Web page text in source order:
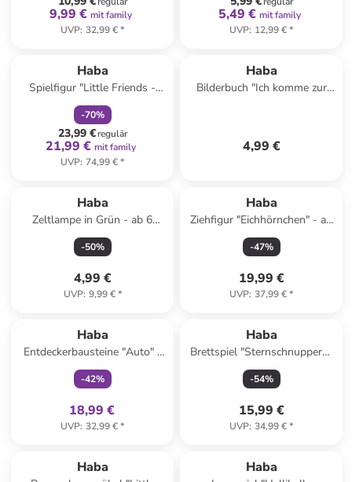
9,99 € mit family
UVP: 32,99 €*
5,49 € mit family
UVP: 12,99 €*
Haba
Spielfigur "Little Friends -
Garten & Wald" - ab 3 Jahren
-70%
23,99 €regulär
21,99 € mit family
UVP: 74,99 €*
Haba
Bilderbuch "Ich komme zur
4,99 €
Haba
Zeltlampe in Grün - ab 6
Jahren
-50%
4,99 €
UVP: 9,99 €*
Haba
Ziehfigur "Eichhörnchen" - ab
12 Monaten
-47%
19,99 €
UVP: 37,99 €*
Haba
Entdeckerbausteine "Auto" -
ab 12 Monaten
-42%
18,99 €
UVP: 32,99 €*
Haba
Brettspiel "Sternschnuppern"
- ab 4 Jahren
-54%
15,99 €
UVP: 34,99 €*
Haba Haba